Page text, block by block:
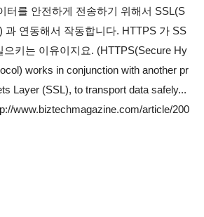
터를 안전하게 전송하기 위해서 SSL(S
과 연동해서 작동합니다. HTTPS 가 SS
으키는 이유이지요. (HTTPS(Secure Hy
works in conjunction with another pr
Layer (SSL), to transport data safely...
www.biztechmagazine.com/article/200